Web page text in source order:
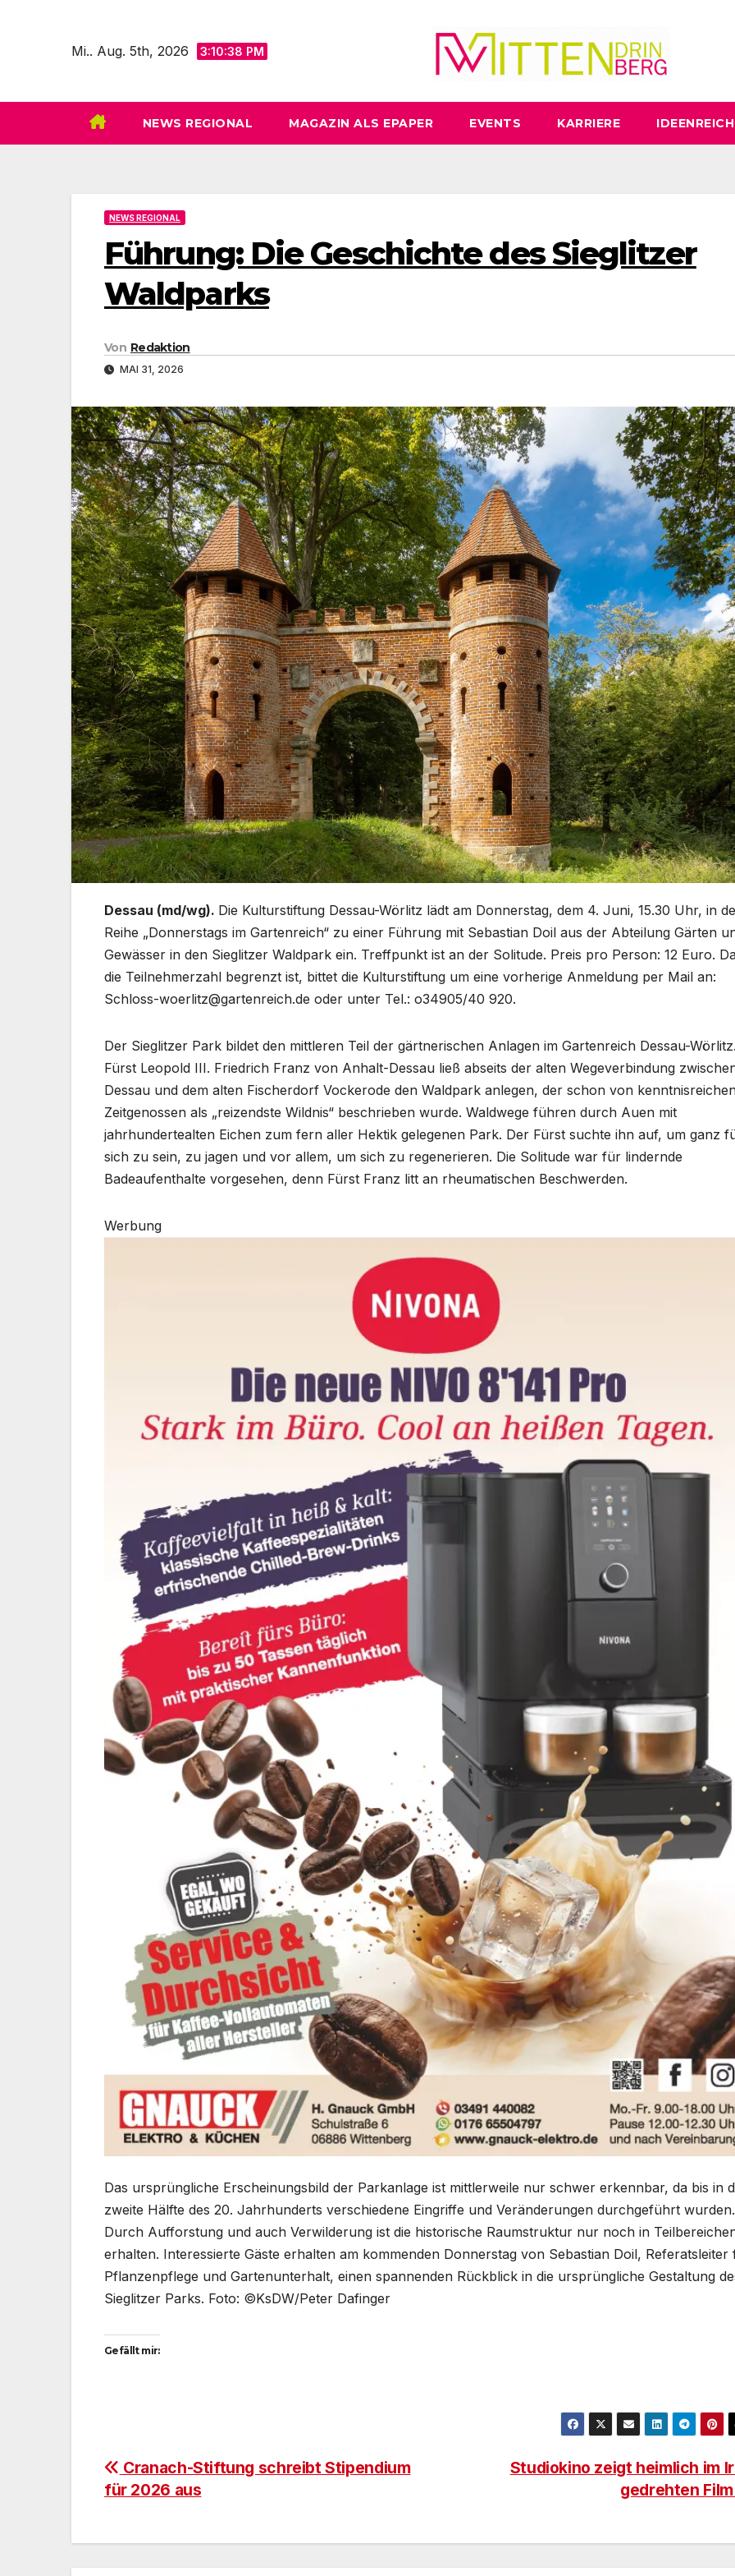
Mi.. Aug. 5th, 2026 3:10:40 PM
NEWS REGIONAL MAGAZIN ALS EPAPER EVENTS KARRIERE IDEENREICH
NEWS REGIONAL
Führung: Die Geschichte des Sieglitzer
Waldparks
Von Redaktion
MAI 31, 2026
Dessau (md/wg). Die Kulturstiftung Dessau-Wörlitz lädt am Donnerstag, dem 4. Juni, 15.30 Uhr, in
Reihe „Donnerstags im Gartenreich“ zu einer Führung mit Sebastian Doil aus der Abteilung Gärten
Gewässer in den Sieglitzer Waldpark ein. Treffpunkt ist an der Solitude. Preis pro Person: 12 Euro.
die Teilnehmerzahl begrenzt ist, bittet die Kulturstiftung um eine vorherige Anmeldung per Mail an:
Schloss-woerlitz@gartenreich.de oder unter Tel.: o34905/40 920.
Der Sieglitzer Park bildet den mittleren Teil der gärtnerischen Anlagen im Gartenreich Dessau-
Fürst Leopold III. Friedrich Franz von Anhalt-Dessau ließ abseits der alten Wegeverbindung
Dessau und dem alten Fischerdorf Vockerode den Waldpark anlegen, der schon von
Zeitgenossen als „reizendste Wildnis“ beschrieben wurde. Waldwege führen durch Auen mit
jahrhundertealten Eichen zum fern aller Hektik gelegenen Park. Der Fürst suchte ihn auf, um ganz
sich zu sein, zu jagen und vor allem, um sich zu regenerieren. Die Solitude war für lindernde
Badeaufenthalte vorgesehen, denn Fürst Franz litt an rheumatischen Beschwerden.
Werbung
Das ursprüngliche Erscheinungsbild der Parkanlage ist mittlerweile nur schwer erkennbar, da bis in
zweite Hälfte des 20. Jahrhunderts verschiedene Eingriffe und Veränderungen durchgeführt wurden.
Durch Aufforstung und auch Verwilderung ist die historische Raumstruktur nur noch in
erhalten. Interessierte Gäste erhalten am kommenden Donnerstag von Sebastian Doil, Referatsleiter
Pflanzenpflege und Gartenunterhalt, einen spannenden Rückblick in die ursprüngliche Gestaltung
Sieglitzer Parks. Foto: ©KsDW/Peter Dafinger
Gefällt mir:
Beitragsnavigation
Studiokino zeigt heimlich im
gedrehten
Cranach-Stiftung schreibt Stipendium
für 2026 aus